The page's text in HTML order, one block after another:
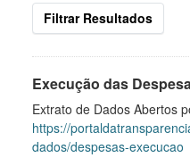
Filtrar Resultados
Execução das
Extrato de Dados Abertos
https://
dados/despesas-execucao